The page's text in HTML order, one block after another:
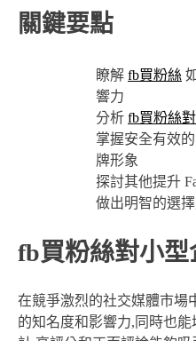
關鍵要點
瞭解 fb買粉絲
響力
分析 fb買粉絲
掌握安全有效
牌形象
探討其他提升
做出明智的選
fb買粉絲對小
在競爭激烈的社交媒體市場
的知名度和影響力,同時也